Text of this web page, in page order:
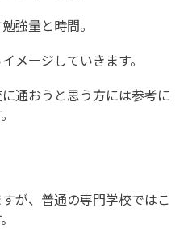
強量と時間。
メージしていきます。
通おうと思う方には参考に
が、普通の専門学校ではこ